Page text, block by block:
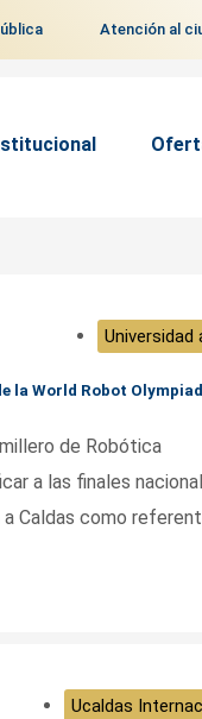
Atención al
Universidad
la World Robot Olympiad
de Robótica
a las finales
Caldas como
Ucaldas